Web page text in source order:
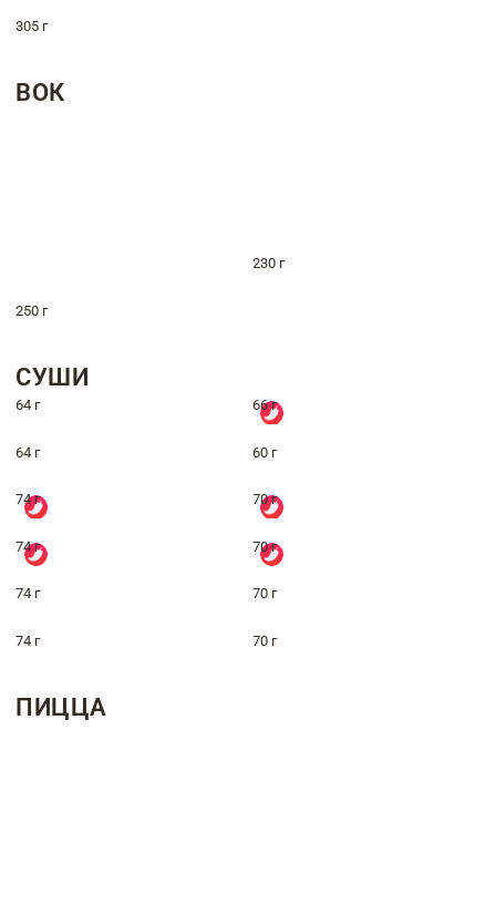
305 г
ВОК
230 г
250 г
СУШИ
64 г 66 г
64 г 60 г
74 г 70 г
74 г 70 г
74 г 70 г
74 г 70 г
ПИЦЦА